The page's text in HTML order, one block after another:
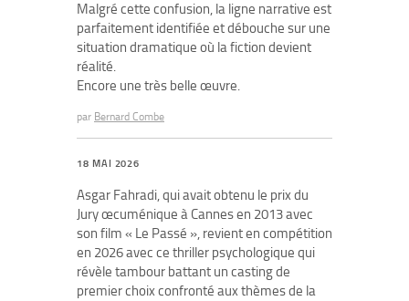
Malgré cette confusion, la ligne narrative est
parfaitement identifiée et débouche sur une
situation dramatique où la fiction devient
réalité.
Encore une très belle œuvre.
par Bernard Combe
18 MAI 2026
Asgar Fahradi, qui avait obtenu le prix du
Jury œcuménique à Cannes en 2013 avec
son film « Le Passé », revient en compétition
en 2026 avec ce thriller psychologique qui
révèle tambour battant un casting de
premier choix confronté aux thèmes de la